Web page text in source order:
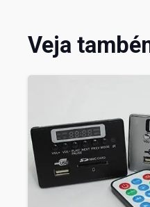
Veja